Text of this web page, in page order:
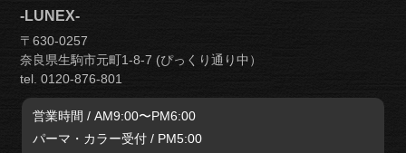
-LUNEX-
〒630-0257
奈良県生駒市元町1-8-7 (ぴっくり通り中）
tel. 0120-876-801
営業時間 / AM9:00〜PM6:00
パーマ・カラー受付 / PM5:00